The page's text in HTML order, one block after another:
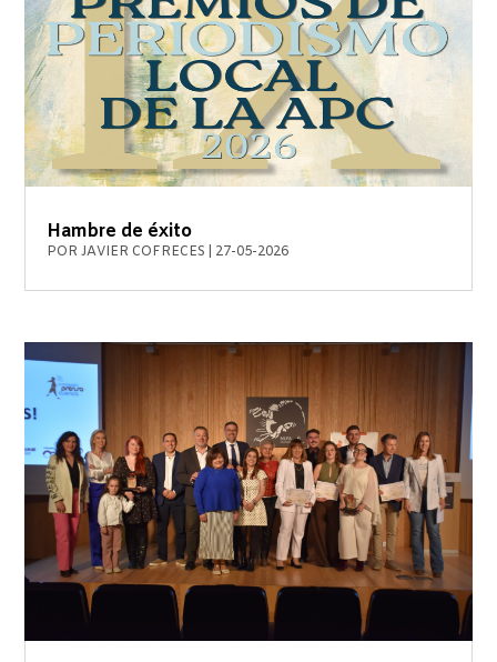
Hambre de éxito
PORJAVIER COFRECES 27-05-2026